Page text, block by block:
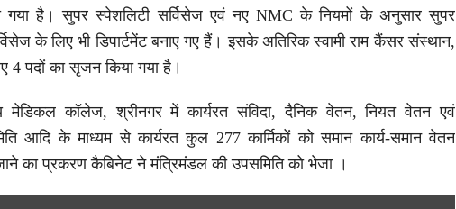
गया है। सुपर स्पेशलिटी सर्विसेज एवं नए NMC के नियमों के अनुसार सुपर
के लिए भी डिपार्टमेंट बनाए गए हैं। इसके अतिरिक स्वामी राम कैंसर संस्थान,
4 पदों का सृजन किया गया है।
मेडिकल कॉलेज, श्रीनगर में कार्यरत संविदा, दैनिक वेतन, नियत वेतन एवं
आदि के माध्यम से कार्यरत कुल 277 कार्मिकों को समान कार्य-समान वेतन
का प्रकरण कैबिनेट ने मंत्रिमंडल की उपसमिति को भेजा ।